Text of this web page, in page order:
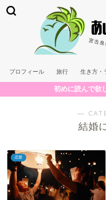
プロフィール 旅行 生き方・
初めに読んで欲
―
結婚
恋愛